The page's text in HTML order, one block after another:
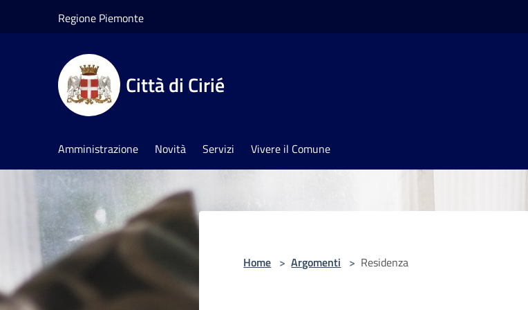
Regione Piemonte
Città di Cirié
Amministrazione Novità Servizi Vivere il Comune
Home > Argomenti > Residenza